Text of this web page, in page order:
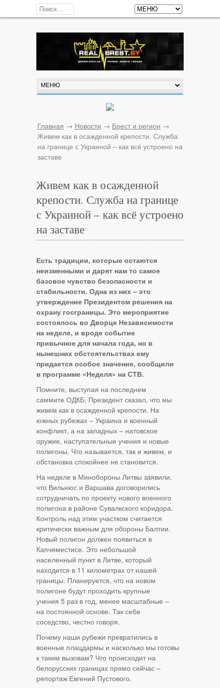
Главная → Новости → Брест и регион →
Живем как в осажденной крепости. Служба
на границе с Украиной – как всё устроено на
заставе
Живем как в осажденной
крепости. Служба на границе
с Украиной – как всё устроено
на заставе
Есть традиции, которые остаются
неизменными и дарят нам то самое
базовое чувство безопасности и
стабильности. Одна из них – это
утверждение Президентом решения на
охрану госграницы. Это мероприятие
состоялось во Дворце Независимости
на неделе, и вроде событие
привычное для начала года, но в
нынешних обстоятельствах ему
придается особое значение, сообщили
в программе «Неделя» на СТВ.
Помните, выступая на последнем
саммите ОДКБ, Президент сказал, что мы
живем как в осажденной крепости. На
южных рубежах – Украина и военный
конфликт, а на западных – натовское
оружие, наступательные учения и новые
полигоны. Что называется, так и живем, и
обстановка спокойнее не становится.
На неделе в Минобороны Литвы заявили,
что Вильнюс и Варшава договорились
сотрудничать по проекту нового военного
полигона в районе Сувалкского коридора.
Контроль над этим участком считается
критически важным для обороны Балтии.
Новый полигон должен появиться в
Капчяместисе. Это небольшой
населенный пункт в Литве, который
находится в 11 километрах от нашей
границы. Планируется, что на новом
полигоне будут проходить крупные
учения 5 раз в год, менее масштабные –
на постоянной основе. Так себе
соседство, честно говоря.
Почему наши рубежи превратились в
военные плацдармы и насколько мы готовы
к таким вызовам? Что происходит на
белорусских границах прямо сейчас –
репортаж Евгений Пустового.